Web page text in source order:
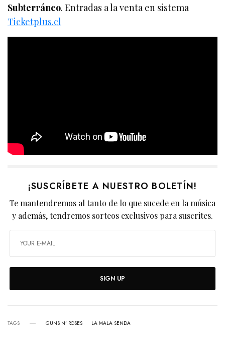
Subterráneo. Entradas a la venta en sistema
Ticketplus.cl
¡SUSCRÍBETE A NUESTRO BOLETÍN!
Te mantendremos al tanto de lo que sucede en la música
y además, tendremos sorteos exclusivos para suscrites.
SIGN UP
TAGS GUNS N' ROSES LA MALA SENDA